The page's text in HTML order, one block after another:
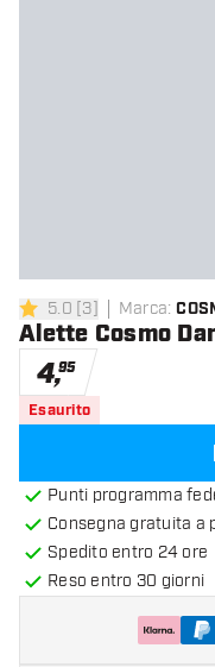
5 stelle di valutazione
5.0 [3] Marca:
Alette Cosmo
4,95
Esaurito
Punti programma
Consegna gratuita a
Spedito entro 24 ore
Reso entro 30 giorni